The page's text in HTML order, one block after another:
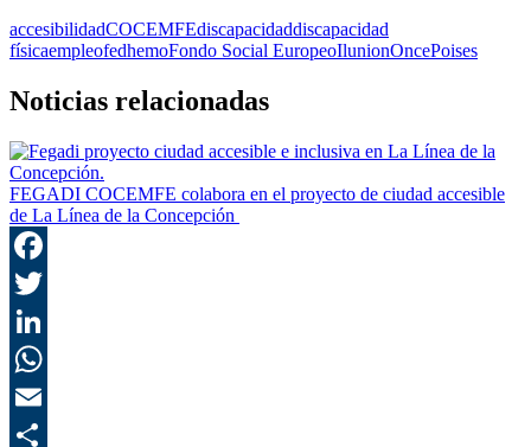
accesibilidadCOCEMFEdiscapacidaddiscapacidad
físicaempleofedhemoFondo Social EuropeoIlunionOncePoises
Noticias relacionadas
FEGADI COCEMFE colabora en el proyecto de ciudad accesible
de La Línea de la Concepción